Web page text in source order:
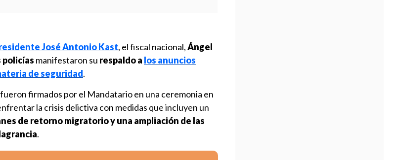
José Antonio Kast, el fiscal nacional,Ángel
policías manifestaron su respaldo a los anuncios
de seguridad.
firmados por el Mandatario en una ceremonia en
la crisis delictiva con medidas que incluyen un
de retorno migratorio y una ampliación de las
.